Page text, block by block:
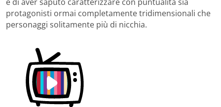
protagonisti ormai completamente tridimensionali che
personaggi solitamente più di nicchia.